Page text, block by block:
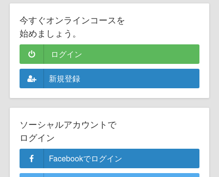
今すぐオンラインコースを
始めましょう。
ログイン
新規登録
ソーシャルアカウントで
ログイン
Facebookでログイン